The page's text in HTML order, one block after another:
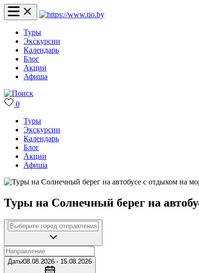
Туры
Экскурсии
Календарь
Блог
Акции
Афиша
0
Туры
Экскурсии
Календарь
Блог
Акции
Афиша
Туры на Солнечный берег на
Даты08.08.2026 - 15.08.2026